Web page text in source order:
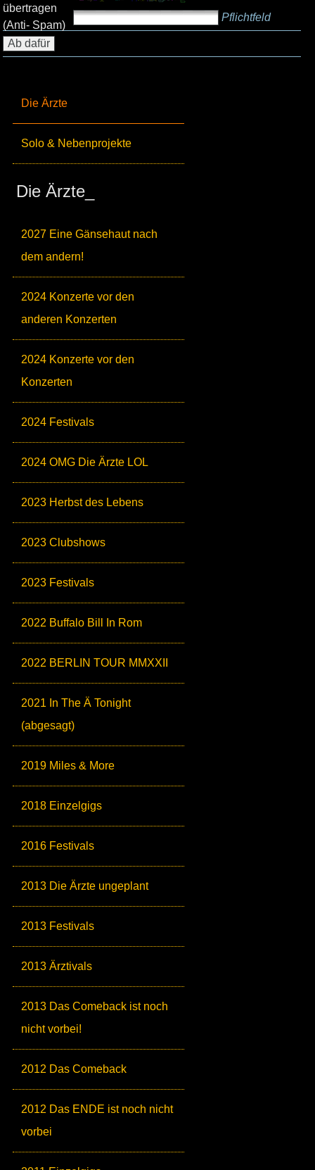
Die Ärzte
Solo & Nebenprojekte
Die Ärzte_
2027 Eine Gänsehaut nach
dem andern!
2024 Konzerte vor den
anderen Konzerten
2024 Konzerte vor den
Konzerten
2024 Festivals
2024 OMG Die Ärzte LOL
2023 Herbst des Lebens
2023 Clubshows
2023 Festivals
2022 Buffalo Bill In Rom
2022 BERLIN TOUR MMXXII
2021 In The Ä Tonight
(abgesagt)
2019 Miles & More
2018 Einzelgigs
2016 Festivals
2013 Die Ärzte ungeplant
2013 Festivals
2013 Ärztivals
2013 Das Comeback ist noch
nicht vorbei!
2012 Das Comeback
2012 Das ENDE ist noch nicht
vorbei
übertragen
(Anti- Spam)
Pflichtfeld